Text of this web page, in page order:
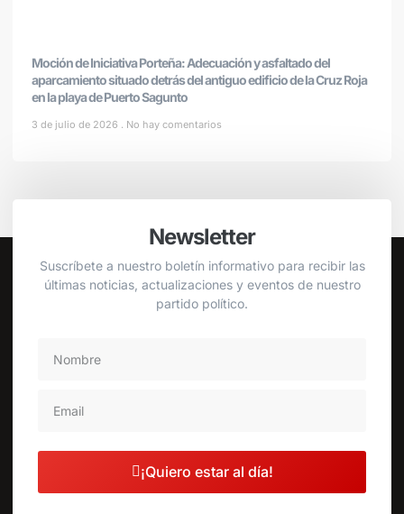
Moción de Iniciativa Porteña: Adecuación y asfaltado del
aparcamiento situado detrás del antiguo edificio de la Cruz Roja
en la playa de Puerto Sagunto
3 de julio de 2026 No hay comentarios
Newsletter
Suscríbete a nuestro boletín informativo para recibir las
últimas noticias, actualizaciones y eventos de nuestro
partido político.
¡Quiero estar al día!